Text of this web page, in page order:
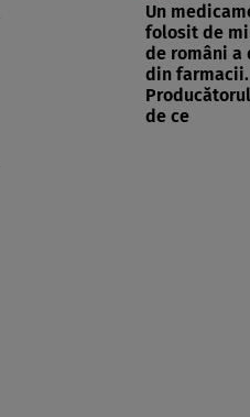
Un
folosit de
de români a
din farmacii.
de ce